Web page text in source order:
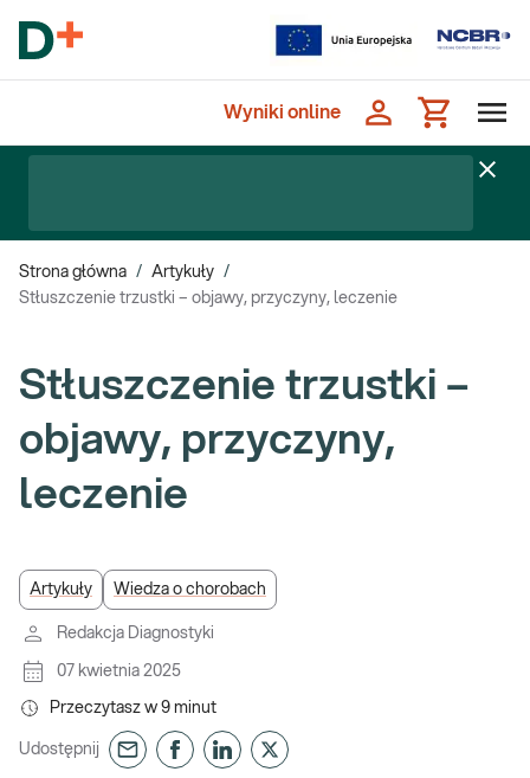
Wyniki online
Strona główna / Artykuły /
Stłuszczenie trzustki – objawy, przyczyny, leczenie
Stłuszczenie trzustki –
objawy, przyczyny,
leczenie
Artykuły Wiedza o chorobach
Redakcja Diagnostyki
07 kwietnia 2025
Przeczytasz w 9 minut
Udostępnij